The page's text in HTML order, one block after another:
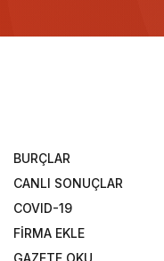
BURÇLAR
CANLI SONUÇLAR
COVID-19
FİRMA EKLE